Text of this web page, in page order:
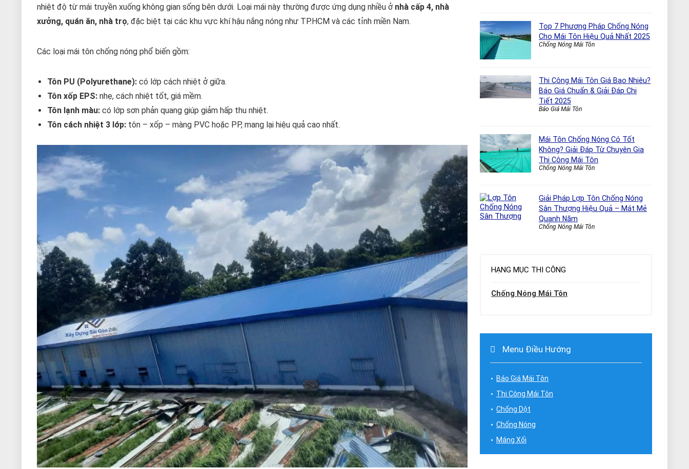
nhiệt độ từ mái truyền xuống không gian sống bên dưới. Loại mái này thường được ứng dụng nhiều ở nhà cấp 4, nhà
xưởng, quán ăn, nhà trọ, đặc biệt tại các khu vực khí hậu nắng nóng như TP.HCM và các tỉnh miền Nam.
Các loại mái tôn chống nóng phổ biến gồm:
Tôn PU (Polyurethane): có lớp cách nhiệt ở giữa.
Tôn xốp EPS: nhẹ, cách nhiệt tốt, giá mềm.
Tôn lạnh màu: có lớp sơn phản quang giúp giảm hấp thu nhiệt.
Tôn cách nhiệt 3 lớp: tôn – xốp – màng PVC hoặc PP, mang lại hiệu quả cao nhất.
Top 7 Phương Pháp Chống Nóng
Cho Mái Tôn Hiệu Quả Nhất 2025
Chống Nóng Mái Tôn
Thi Công Mái Tôn Giá Bao Nhiêu?
Báo Giá Chuẩn & Giải Đáp Chi
Tiết 2025
Báo Giá Mái Tôn
Mái Tôn Chống Nóng Có Tốt
Không? Giải Đáp Từ Chuyên Gia
Thi Công Mái Tôn
Chống Nóng Mái Tôn
Giải Pháp Lợp Tôn Chống Nóng
Sân Thượng Hiệu Quả – Mát Mẻ
Quanh Năm
Chống Nóng Mái Tôn
HẠNG MỤC THI CÔNG
Chống Nóng Mái Tôn
Menu Điều Hướng
Báo Giá Mái Tôn
Thi Công Mái Tôn
Chống Dột
Chống Nóng
Máng Xối